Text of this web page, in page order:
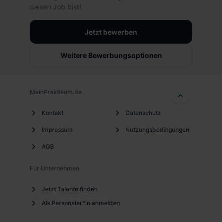
die USA (Art. 49 Abs. 1 S. 1 lit. a) DS-GVO). Die USA
verfügen über kein angemessenes Datenschutzniveau
(EuGH – Schrems II). Du kannst die von dir erteilte
Einwilligung jederzeit mit Wirkung für die Zukunft ganz
oder teilweise über unsere Datenschutzerklärung unter
du durch Klick auf „Details zeigen“. Weitere
diesen Job bist!
Jetzt bewerben
Weitere Bewerbungsoptionen
MeinPraktikum.de
Kontakt
Impressum
AGB
Datenschutz
Nutzungsbedingungen
Für Unternehmen
Jetzt Talente finden
Als Personaler*in anmelden